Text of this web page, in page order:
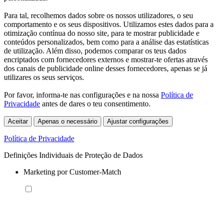
Para tal, recolhemos dados sobre os nossos utilizadores, o seu
comportamento e os seus dispositivos. Utilizamos estes dados para a
otimização contínua do nosso site, para te mostrar publicidade e
conteúdos personalizados, bem como para a análise das estatísticas
de utilização. Além disso, podemos comparar os teus dados
encriptados com fornecedores externos e mostrar-te ofertas através
dos canais de publicidade online desses fornecedores, apenas se já
utilizares os seus serviços.
Por favor, informa-te nas configurações e na nossa Política de
Privacidade antes de dares o teu consentimento.
Aceitar Apenas o necessário Ajustar configurações
Política de Privacidade
Definições Individuais de Proteção de Dados
Marketing por Customer-Match